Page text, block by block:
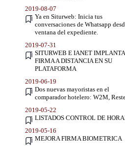
2019-08-07
Ya en Siturweb: Inicia tus
conversaciones de Whatsapp
ventana del expediente.
2019-07-31
SITURWEB E IANET
FIRMA A DISTANCIA EN SU
PLATAFORMA
2019-06-19
Dos nuevas mayoristas en el
comparador hotelero: W2M,
2019-05-22
LISTADOS CONTROL DE
2019-05-16
MEJORA FIRMA BIOMETRICA